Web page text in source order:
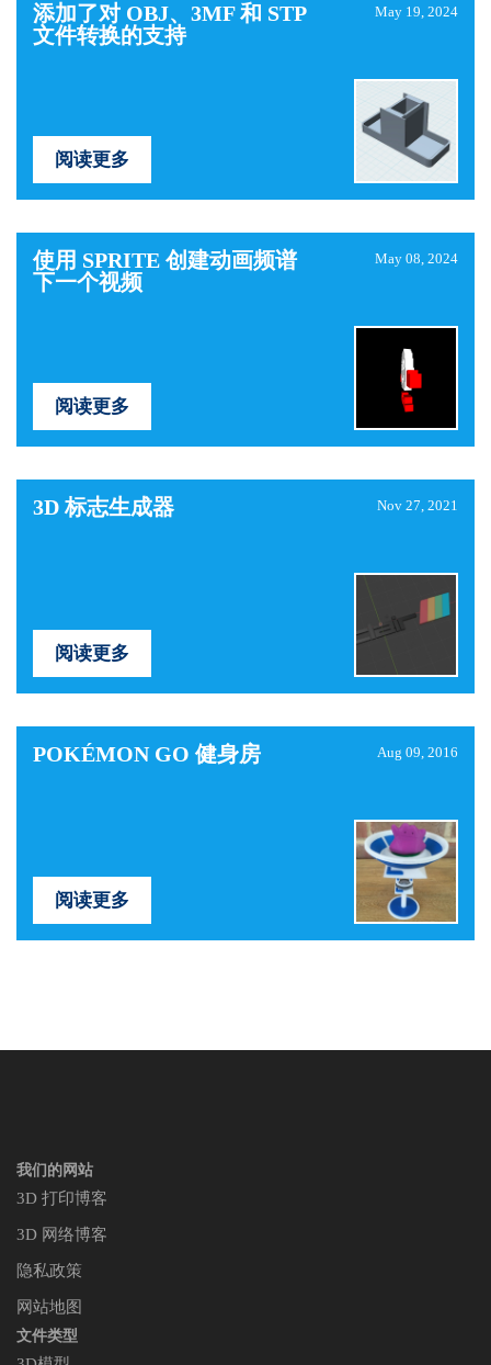
添加了对 OBJ、3MF 和 STP
文件转换的支持
May 19, 2024
阅读更多
使用 SPRITE 创建动画频谱
下一个视频
May 08, 2024
阅读更多
3D 标志生成器 Nov 27, 2021
阅读更多
POKÉMON GO 健身房 Aug 09, 2016
阅读更多
我们的网站
3D 打印博客
3D 网络博客
隐私政策
网站地图
文件类型